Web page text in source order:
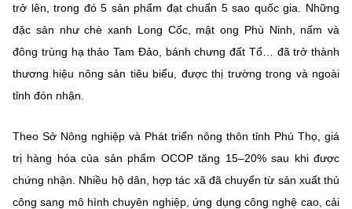
Tin địa phương
Tiêu chuẩn, đo lường, chất lượng
Năng lượng nguyên tử
Ảnh
Nhiệm vụ trọng tâm
Vietnamese English
trở lên , trong đó5 sản phẩm đạt chuẩn 5 sao quốc gia . Những
đặc sản như chè xanh Long Cốc, mật ong Phù Ninh, nấm và
đông trùng hạ thảo Tam Đảo, bánh chưng đất Tổ… đã trở thành
thương hiệu nông sản tiêu biểu, được thị trường trong và ngoài
tỉnh đón nhận.
Theo Sở Nông nghiệp và Phát triển nông thôn tỉnh Phú Thọ, giá
trị hàng hóa của sản phẩm OCOP tăng 15–20%sau khi được
chứng nhận. Nhiều hộ dân, hợp tác xã đã chuyển từ sản xuất thủ
công sang mô hình chuyên nghiệp, ứng dụng công nghệ cao, cải